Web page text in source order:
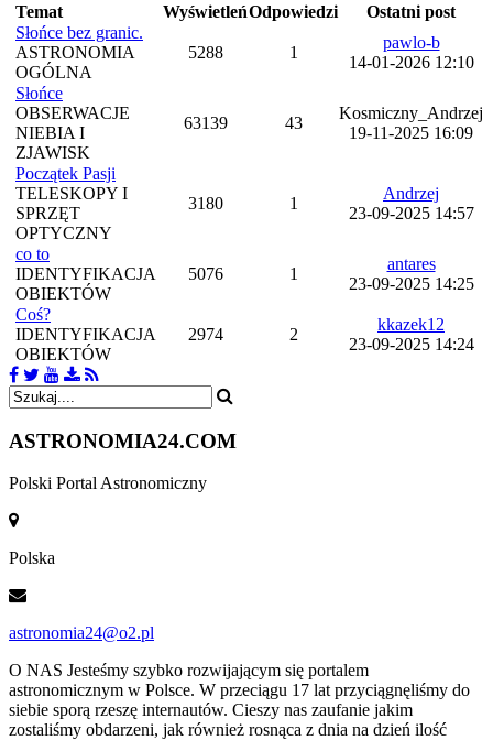
Temat WyświetleńOdpowiedzi
Ostatni post
Słońce bez granic.
ASTRONOMIA
OGÓLNA
5288 1
pawlo-b
14-01-2026 12:10
Słońce
OBSERWACJE
NIEBIA I
ZJAWISK
63139 43
Kosmiczny_Andrzej
19-11-2025 16:09
Początek Pasji
TELESKOPY I
SPRZĘT
OPTYCZNY
3180 1
Andrzej
23-09-2025 14:57
co to
IDENTYFIKACJA
OBIEKTÓW
5076 1
antares
23-09-2025 14:25
Coś?
IDENTYFIKACJA
OBIEKTÓW
2974 2
kkazek12
23-09-2025 14:24
ASTRONOMIA24.COM
Polski Portal Astronomiczny
Polska
astronomia24@o2.pl
O NAS Jesteśmy szybko rozwijającym się portalem
astronomicznym w Polsce. W przeciągu 17 lat przyciągnęliśmy do
siebie sporą rzeszę internautów. Cieszy nas zaufanie jakim
zostaliśmy obdarzeni, jak również rosnąca z dnia na dzień ilość